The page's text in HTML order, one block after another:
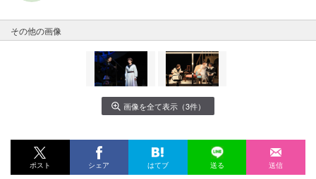
その他の画像
画像を全て表示（3件）
ポスト シェア はてブ 送る 送信